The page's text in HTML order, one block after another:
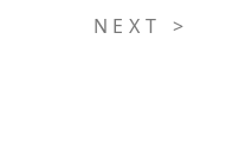
NEXT >